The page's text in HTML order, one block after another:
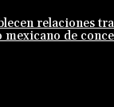
relaciones
mexicano de